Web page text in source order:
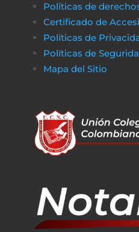
Políticas de
Certificado de
Políticas de
Políticas de
Mapa del Sitio